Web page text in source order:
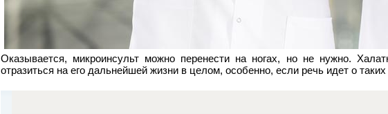
Оказывается, микроинсульт можно перенести на ногах, но не нужно.
отразиться на его дальнейшей жизни в целом, особенно, если речь идет о